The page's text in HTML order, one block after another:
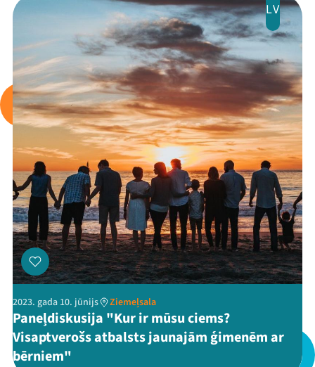
LV
2023. gada 10. jūnijs Ziemeļsala
Paneļdiskusija "Kur ir mūsu ciems?
Visaptverošs atbalsts jaunajām ģimenēm ar
bērniem"